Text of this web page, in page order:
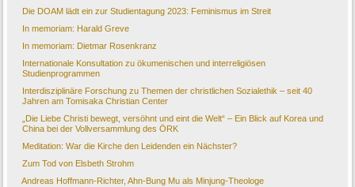
Die DOAM lädt ein zur Studientagung 2023: Feminismus im Streit
In memoriam: Harald Greve
In memoriam: Dietmar Rosenkranz
Internationale Konsultation zu ökumenischen und interreligiösen
Studienprogrammen
Interdisziplinäre Forschung zu Themen der christlichen Sozialethik – seit 40
Jahren am Tomisaka Christian Center
„Die Liebe Christi bewegt, versöhnt und eint die Welt“ – Ein Blick auf Korea und
China bei der Vollversammlung des ÖRK
Meditation: War die Kirche den Leidenden ein Nächster?
Zum Tod von Elsbeth Strohm
Andreas Hoffmann-Richter, Ahn-Bung Mu als Minjung-Theologe